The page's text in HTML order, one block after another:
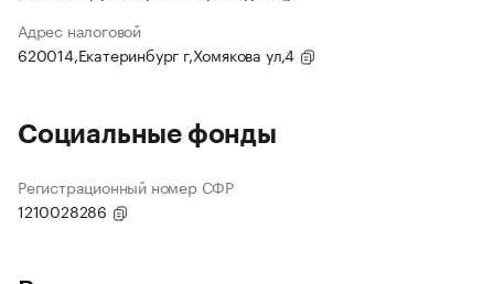
Адрес налоговой
620014,Екатеринбург г,Хомякова ул,4
Социальные фонды
Регистрационный номер СФР
1210028286